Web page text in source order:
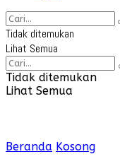
Tidak ditemukan
Lihat Semua
Tidak ditemukan
Lihat Semua
Beranda Kosong